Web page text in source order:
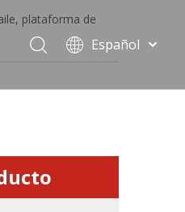
iluminación estándar
Español
Pусский
简体中文
plataforma de